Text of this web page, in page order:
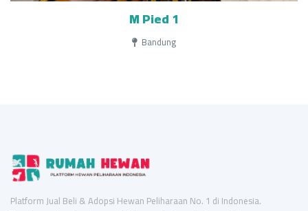
M Pied 1
Bandung
Platform Jual Beli & Adopsi Hewan Peliharaan No. 1 di Indonesia.